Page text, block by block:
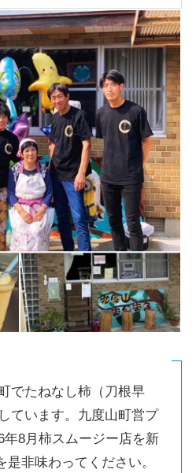
でたねなし柿（刀根早
ています。九度山町営プ
8月柿スムージー店を新
是非味わってください。